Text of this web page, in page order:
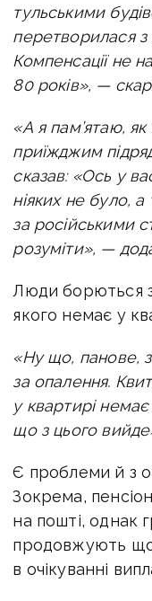
тульськими
перетворилася
Компенсації не
80 років», —
«А я пам’ятаю,
приїжджим
сказав: «Ось у
ніяких не було,
за російськими
розуміти», —
Люди борються
якого немає у
«Ну що, панове, з
за опалення.
у квартирі
що з цього
Є проблеми й з
Зокрема,
на пошті, однак
продовжують
в очікуванні